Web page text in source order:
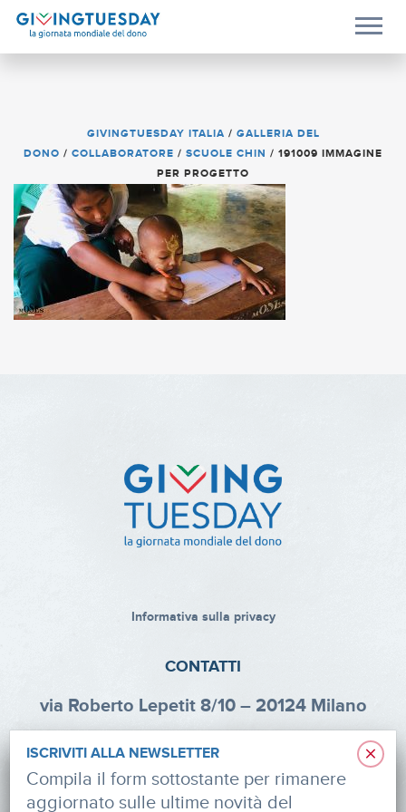
GIVINGTUESDAY ITALIA / GALLERIA DEL
DONO / COLLABORATORE / SCUOLE CHIN / 191009 IMMAGINE
PER PROGETTO
Informativa sulla privacy
CONTATTI
via Roberto Lepetit 8/10 – 20124 Milano
Tel: +39 02 47924880
CF: 91374340379
×
ISCRIVITI ALLA NEWSLETTER
Compila il form sottostante per rimanere
aggiornato sulle ultime novità del